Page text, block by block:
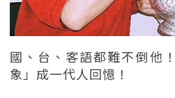
國、台、客語都難不倒他
象」成一代人回憶！